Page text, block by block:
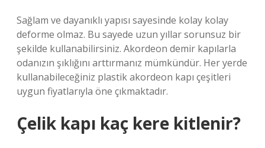
Sağlam ve dayanıklı yapısı sayesinde kolay kolay
deforme olmaz. Bu sayede uzun yıllar sorunsuz bir
şekilde kullanabilirsiniz. Akordeon demir kapılarla
odanızın şıklığını arttırmanız mümkündür. Her yerde
kullanabileceğiniz plastik akordeon kapı çeşitleri
uygun fiyatlarıyla öne çıkmaktadır.
Çelik kapı kaç kere kitlenir?